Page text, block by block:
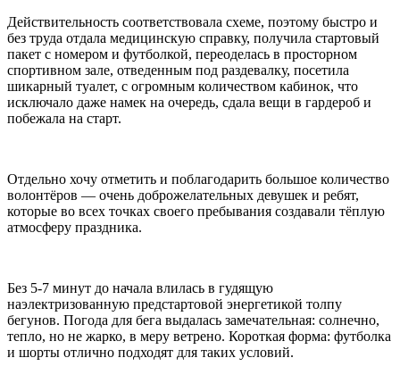
Действительность соответствовала схеме, поэтому быстро и
без труда отдала медицинскую справку, получила стартовый
пакет с номером и футболкой, переоделась в просторном
спортивном зале, отведенным под раздевалку, посетила
шикарный туалет, с огромным количеством кабинок, что
исключало даже намек на очередь, сдала вещи в гардероб и
побежала на старт.
Отдельно хочу отметить и поблагодарить большое количество
волонтёров — очень доброжелательных девушек и ребят,
которые во всех точках своего пребывания создавали тёплую
атмосферу праздника.
Без 5-7 минут до начала влилась в гудящую
наэлектризованную предстартовой энергетикой толпу
бегунов. Погода для бега выдалась замечательная: солнечно,
тепло, но не жарко, в меру ветрено. Короткая форма: футболка
и шорты отлично подходят для таких условий.